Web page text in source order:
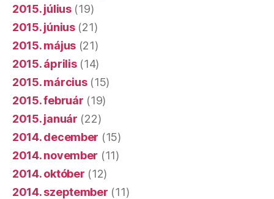
2015. július(19)
2015. június(21)
2015. május (21)
2015. április(14)
2015. március(15)
2015. február (19)
2015. január (22)
2014. december (15)
2014. november (11)
2014. október (12)
2014. szeptember (11)